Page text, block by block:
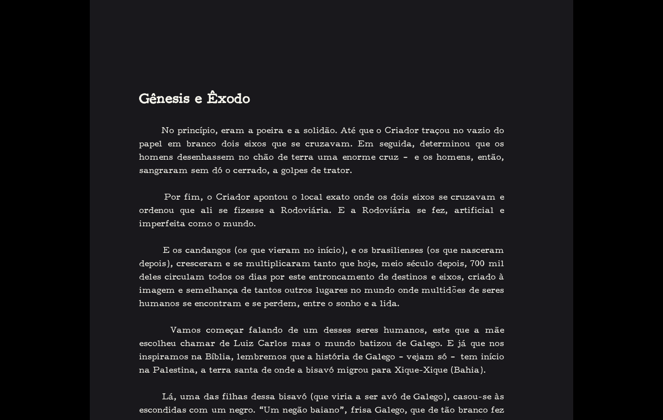
Gênesis e Êxodo
No princípio, eram a poeira e a solidão. Até que o Criador traçou no vazio do
papel em branco dois eixos que se cruzavam. Em seguida, determinou que os
homens desenhassem no chão de terra uma enorme cruz – e os homens, então,
sangraram sem dó o cerrado, a golpes de trator.
Por fim, o Criador apontou o local exato onde os dois eixos se cruzavam e
ordenou que ali se fizesse a Rodoviária. E a Rodoviária se fez, artificial e
imperfeita como o mundo.
E os candangos (os que vieram no início), e os brasilienses (os que nasceram
depois), cresceram e se multiplicaram tanto que hoje, meio século depois, 700 mil
deles circulam todos os dias por este entroncamento de destinos e eixos, criado à
imagem e semelhança de tantos outros lugares no mundo onde multidões de seres
humanos se encontram e se perdem, entre o sonho e a lida.
Vamos começar falando de um desses seres humanos, este que a mãe
escolheu chamar de Luiz Carlos mas o mundo batizou de Galego. E já que nos
inspiramos na Bíblia, lembremos que a história de Galego – vejam só – tem início
na Palestina, a terra santa de onde a bisavó migrou para Xique-Xique (Bahia).
Lá, uma das filhas dessa bisavó (que viria a ser avó de Galego), casou-se às
escondidas com um negro. “Um negão baiano”, frisa Galego, que de tão branco fez